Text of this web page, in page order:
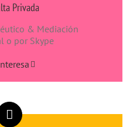
Privada
& Mediación
o por Skype